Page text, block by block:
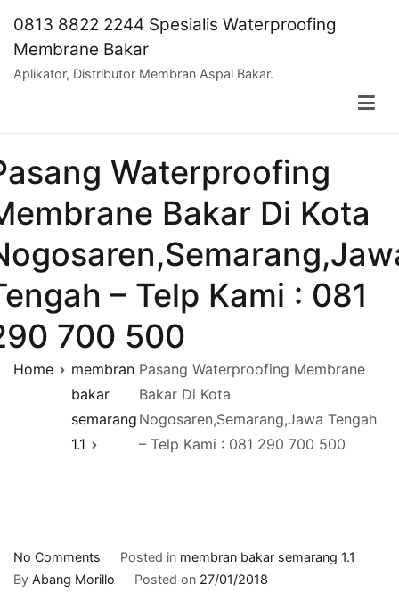
content
0813 8822 2244 Spesialis Waterproofing
Membrane Bakar
Aplikator, Distributor Membran Aspal Bakar.
Waterproofing
Bakar Di Kota
– Telp Kami : 081
700 500
Home
membran
bakar
semarang
1.1
Pasang Waterproofing Membrane
Bakar Di Kota
Nogosaren,Semarang,Jawa Tengah
– Telp Kami : 081 290 700 500
No Comments
Pasang
Posted in membran bakar semarang 1.1
By Abang Morillo Posted on 27/01/2018